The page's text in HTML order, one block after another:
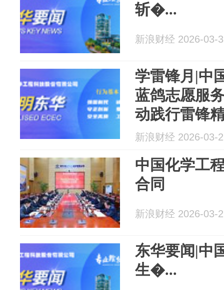
斩�...
新浪财经 2026-03-
学雷锋月|中
蓝鸽志愿服
动践行雷锋
新浪财经 2026-03-
中国化学工
合同
新浪财经 2026-03-
东华要闻|中
生�...